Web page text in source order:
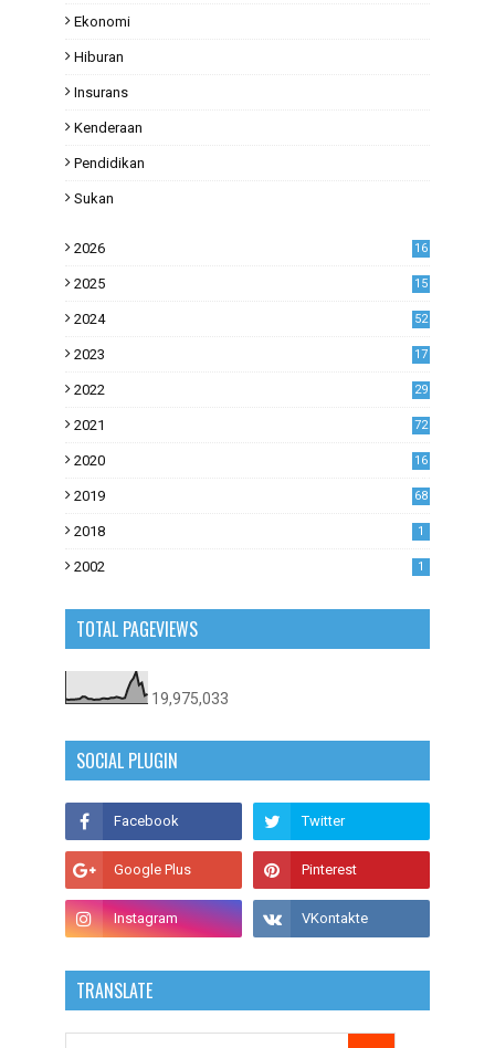
Ekonomi
Hiburan
Insurans
Kenderaan
Pendidikan
Sukan
2026 16
2025 15
2024 52
2023
17
2022
29
2021
72
2020
16
2019
68
2018 1
2002 1
TOTAL PAGEVIEWS
19,975,033
SOCIAL PLUGIN
TRANSLATE